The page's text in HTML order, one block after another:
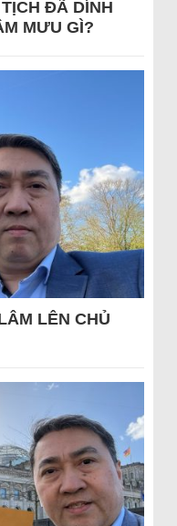
ĐÃ DÍNH
MƯU GÌ?
LÊN CHỦ